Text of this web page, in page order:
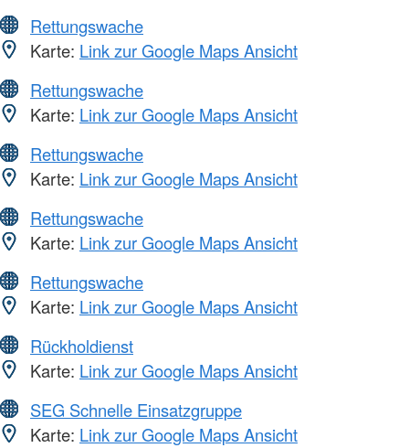
Rettungswache
Karte: Link zur Google Maps Ansicht
Rettungswache
Karte: Link zur Google Maps Ansicht
Rettungswache
Karte: Link zur Google Maps Ansicht
Rettungswache
Karte: Link zur Google Maps Ansicht
Rettungswache
Karte: Link zur Google Maps Ansicht
Rückholdienst
Karte: Link zur Google Maps Ansicht
SEG Schnelle Einsatzgruppe
Karte: Link zur Google Maps Ansicht